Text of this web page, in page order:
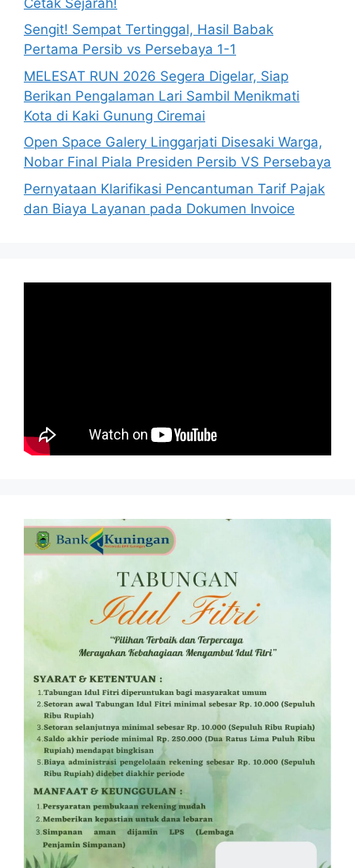
Sengit! Sempat Tertinggal, Hasil Babak
Pertama Persib vs Persebaya 1-1
MELESAT RUN 2026 Segera Digelar, Siap
Berikan Pengalaman Lari Sambil Menikmati
Kota di Kaki Gunung Ciremai
Open Space Galery Linggarjati Disesaki Warga,
Nobar Final Piala Presiden Persib VS Persebaya
Pernyataan Klarifikasi Pencantuman Tarif Pajak
dan Biaya Layanan pada Dokumen Invoice